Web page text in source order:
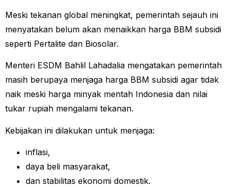
Meski tekanan global meningkat, pemerintah sejauh ini
menyatakan belum akan menaikkan harga BBM subsidi
seperti Pertalite dan Biosolar.
Menteri ESDM Bahlil Lahadalia mengatakan pemerintah
masih berupaya menjaga harga BBM subsidi agar tidak
naik meski harga minyak mentah Indonesia dan nilai
tukar rupiah mengalami tekanan.
Kebijakan ini dilakukan untuk menjaga:
inflasi,
daya beli masyarakat,
dan stabilitas ekonomi domestik.